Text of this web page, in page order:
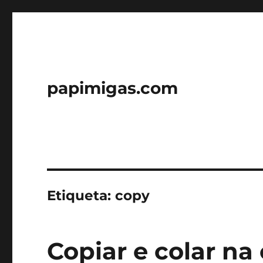
papimigas.com
Etiqueta:copy
Copiar e colar na